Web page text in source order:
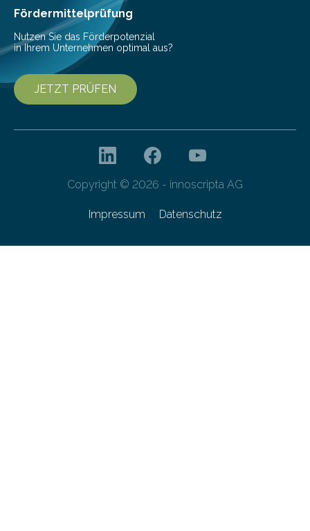
Fördermittelprüfung
Nutzen Sie das Förderpotenzial
in Ihrem Unternehmen optimal aus?
JETZT PRÜFEN
Copyright © 2026 - innoscripta AG
Impressum Datenschutz